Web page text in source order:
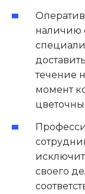
наличию
течение
момент
своего